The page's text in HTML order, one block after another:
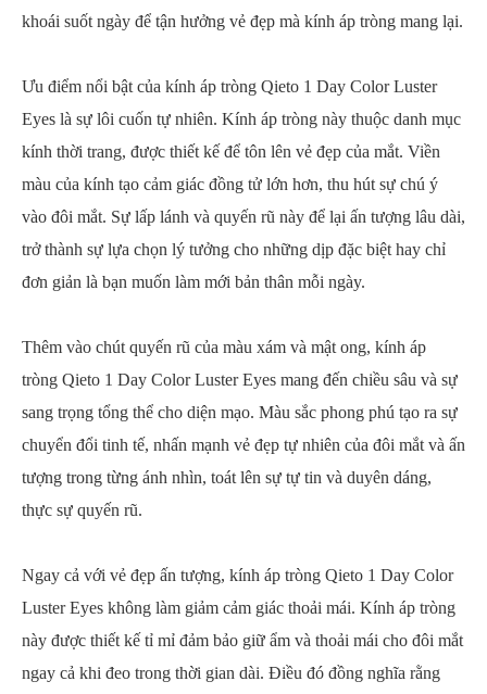
khoái suốt ngày để tận hưởng vẻ đẹp mà kính áp tròng mang lại.
Ưu điểm nổi bật của kính áp tròng Qieto 1 Day Color Luster
Eyes là sự lôi cuốn tự nhiên. Kính áp tròng này thuộc danh mục
kính thời trang, được thiết kế để tôn lên vẻ đẹp của mắt. Viền
màu của kính tạo cảm giác đồng tử lớn hơn, thu hút sự chú ý
vào đôi mắt. Sự lấp lánh và quyến rũ này để lại ấn tượng lâu dài,
trở thành sự lựa chọn lý tưởng cho những dịp đặc biệt hay chỉ
đơn giản là bạn muốn làm mới bản thân mỗi ngày.
Thêm vào chút quyến rũ của màu xám và mật ong, kính áp
tròng Qieto 1 Day Color Luster Eyes mang đến chiều sâu và sự
sang trọng tổng thể cho diện mạo. Màu sắc phong phú tạo ra sự
chuyển đổi tinh tế, nhấn mạnh vẻ đẹp tự nhiên của đôi mắt và ấn
tượng trong từng ánh nhìn, toát lên sự tự tin và duyên dáng,
thực sự quyến rũ.
Ngay cả với vẻ đẹp ấn tượng, kính áp tròng Qieto 1 Day Color
Luster Eyes không làm giảm cảm giác thoải mái. Kính áp tròng
này được thiết kế tỉ mỉ đảm bảo giữ ẩm và thoải mái cho đôi mắt
ngay cả khi đeo trong thời gian dài. Điều đó đồng nghĩa rằng